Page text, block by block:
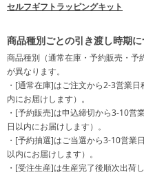
セルフギフトラッピングキット
商品種別ごとの引き渡し時期
商品種別（通常在庫・予約販売・予
が異なります。
・[通常在庫]はご注文から2-3営業
内にお届けします）。
・[予約販売]は申込締切から3-10営
日以内にお届けします）。
・[予約抽選]はご当選から3-10営業
以内にお届けします）。
・[受注生産]は生産完了後順次出荷し